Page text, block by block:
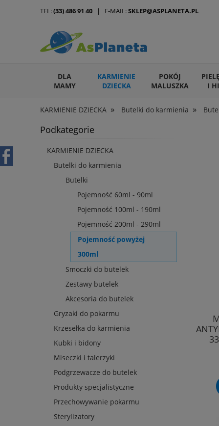
DLA
MAMY
KARMIENIE
DZIECKA
POKÓJ
MALUSZKA
I
ARTYKUŁY DLA ZWIERZĄT
KARMIENIE DZIECKA » Butelki do karmienia »
TEL:(33) 486 91 40 | E-MAIL:SKLEP@ASPLANETA.PL
Podkategorie
KARMIENIE DZIECKA
Butelki do karmienia
Butelki
Pojemność 60ml - 90ml
Pojemność 100ml - 190ml
Pojemność 200ml - 290ml
Pojemność powyżej
300ml
Smoczki do butelek
Zestawy butelek
Akcesoria do butelek
Gryzaki do pokarmu
Krzesełka do karmienia
Kubki i bidony
Miseczki i talerzyki
Podgrzewacze do butelek
Produkty specjalistyczne
Przechowywanie pokarmu
Sterylizatory